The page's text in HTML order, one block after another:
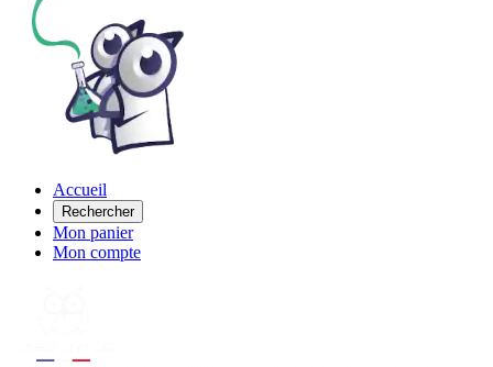
Accueil
Rechercher
Mon panier
Mon compte